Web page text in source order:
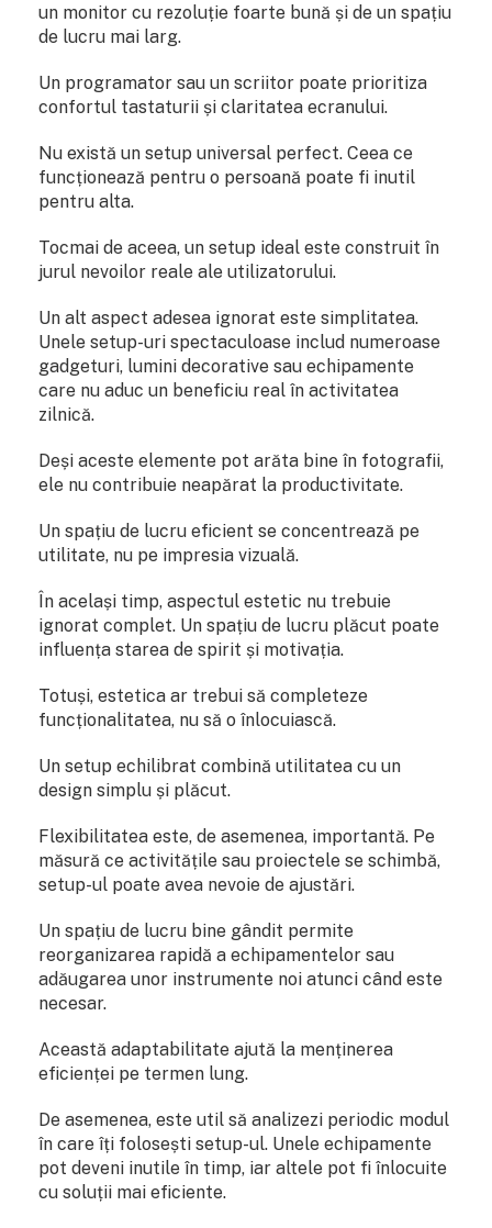
un monitor cu rezoluție foarte bună și de un spațiu
de lucru mai larg.
Un programator sau un scriitor poate prioritiza
confortul tastaturii și claritatea ecranului.
Nu există un setup universal perfect. Ceea ce
funcționează pentru o persoană poate fi inutil
pentru alta.
Tocmai de aceea, un setup ideal este construit în
jurul nevoilor reale ale utilizatorului.
Un alt aspect adesea ignorat este simplitatea.
Unele setup-uri spectaculoase includ numeroase
gadgeturi, lumini decorative sau echipamente
care nu aduc un beneficiu real în activitatea
zilnică.
Deși aceste elemente pot arăta bine în fotografii,
ele nu contribuie neapărat la productivitate.
Un spațiu de lucru eficient se concentrează pe
utilitate, nu pe impresia vizuală.
În același timp, aspectul estetic nu trebuie
ignorat complet. Un spațiu de lucru plăcut poate
influența starea de spirit și motivația.
Totuși, estetica ar trebui să completeze
funcționalitatea, nu să o înlocuiască.
Un setup echilibrat combină utilitatea cu un
design simplu și plăcut.
Flexibilitatea este, de asemenea, importantă. Pe
măsură ce activitățile sau proiectele se schimbă,
setup-ul poate avea nevoie de ajustări.
Un spațiu de lucru bine gândit permite
reorganizarea rapidă a echipamentelor sau
adăugarea unor instrumente noi atunci când este
necesar.
Această adaptabilitate ajută la menținerea
eficienței pe termen lung.
De asemenea, este util să analizezi periodic modul
în care îți folosești setup-ul. Unele echipamente
pot deveni inutile în timp, iar altele pot fi înlocuite
cu soluții mai eficiente.